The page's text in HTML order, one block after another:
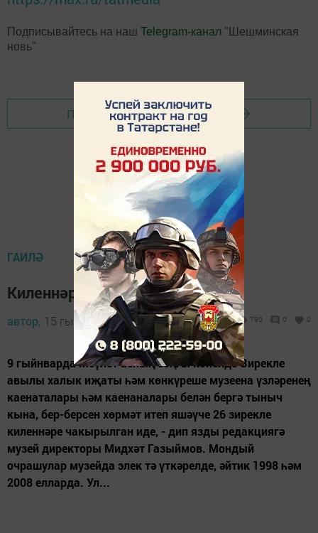
Подписывайтесь на наш Telegram-канал "Шешминская
новь"
Перейти на страницу новости
ГАИЛӘ
Киленнәр очрашуы
автор, 15 гыйнвар 2016 - 05:21 790 0 0
9 гыйнварда Мәүлет аеның соңгы көнендә Зирекле
авылы халык иҗаты һәм көнкүреше музеена үзләренең
каенаталары һәм каенаналары белән бергә тыныч
кына, бер-берсен хөрмәт итеп яшәүче 26 зирекле
киленнәре чакырылган иде, - дип язды редакциягә
музей директоры Мидхәт Газыймов. Мондый
очрашулар музейда элек тә үткәрелде, әйтик 1998 һәм
2008 елларда. Ул...